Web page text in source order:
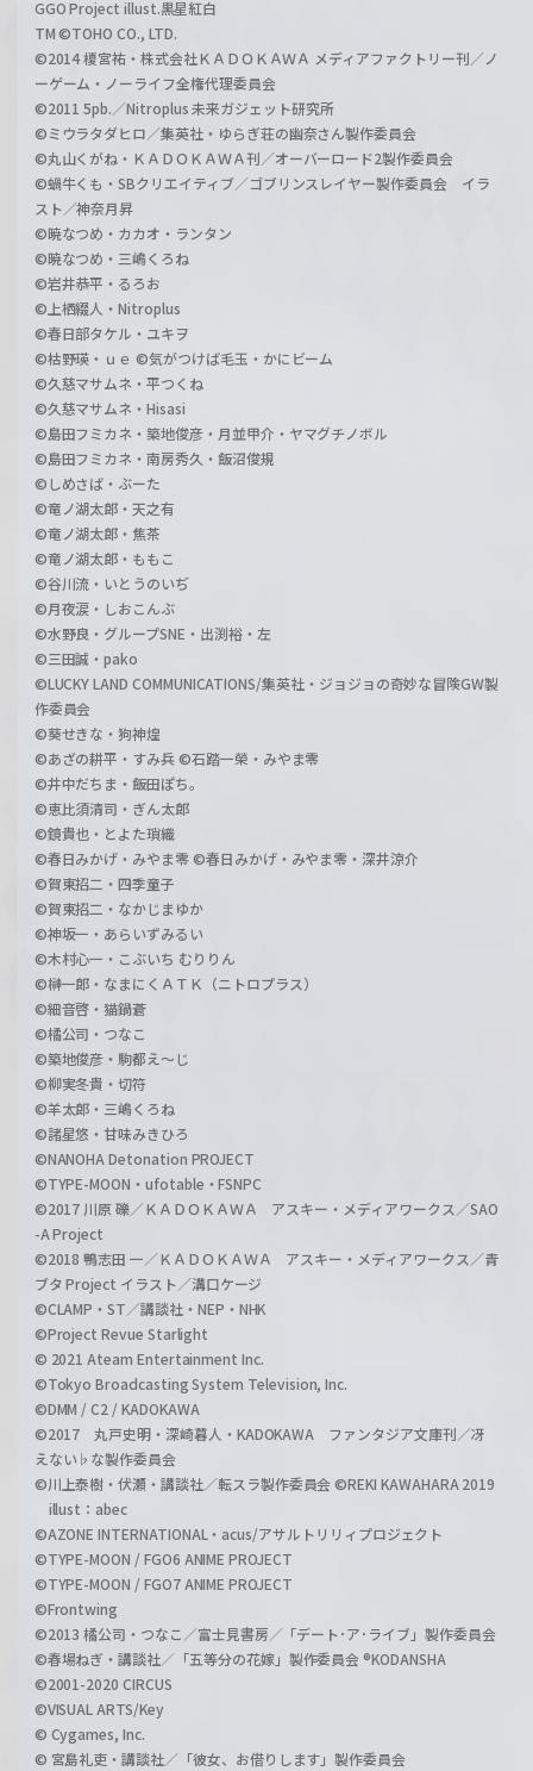
GGO Project illust.黒星紅白
TM ©TOHO CO., LTD.
©2014 榎宮祐・株式会社ＫＡＤＯＫＡＷＡ メディアファクトリー刊／ノ
ーゲーム・ノーライフ全権代理委員会
©2011 5pb.／Nitroplus 未来ガジェット研究所
©ミウラタダヒロ／集英社・ゆらぎ荘の幽奈さん製作委員会
©丸山くがね・ＫＡＤＯＫＡＷＡ刊／オーバーロード2製作委員会
©蝸牛くも・SBクリエイティブ／ゴブリンスレイヤー製作委員会 イラ
スト／神奈月昇
©暁なつめ・カカオ・ランタン
©暁なつめ・三嶋くろね
©岩井恭平・るろお
©上栖綴人・Nitroplus
©春日部タケル・ユキヲ
©枯野瑛・ｕｅ ©気がつけば毛玉・かにビーム
©久慈マサムネ・平つくね
©久慈マサムネ・Hisasi
©島田フミカネ・築地俊彦・月並甲介・ヤマグチノボル
©島田フミカネ・南房秀久・飯沼俊規
©しめさば・ぶーた
©竜ノ湖太郎・天之有
©竜ノ湖太郎・焦茶
©竜ノ湖太郎・ももこ
©谷川流・いとうのいぢ
©月夜涙・しおこんぶ
©水野良・グループSNE・出渕裕・左
©三田誠・pako
©LUCKY LAND COMMUNICATIONS/集英社・ジョジョの奇妙な冒険GW製
作委員会
©葵せきな・狗神煌
©あざの耕平・すみ兵 ©石踏一榮・みやま零
©井中だちま・飯田ぽち。
©恵比須清司・ぎん太郎
©鏡貴也・とよた瑣織
©春日みかげ・みやま零 ©春日みかげ・みやま零・深井涼介
©賀東招二・四季童子
©賀東招二・なかじまゆか
©神坂一・あらいずみるい
©木村心一・こぶいち むりりん
©榊一郎・なまにくＡＴＫ（ニトロプラス）
©細音啓・猫鍋蒼
©橘公司・つなこ
©築地俊彦・駒都え～じ
©柳実冬貴・切符
©羊太郎・三嶋くろね
©諸星悠・甘味みきひろ
©NANOHA Detonation PROJECT
©TYPE-MOON・ufotable・FSNPC
©2017 川原 礫／ＫＡＤＯＫＡＷＡ アスキー・メディアワークス／SAO
-A Project
©2018 鴨志田 一／ＫＡＤＯＫＡＷＡ アスキー・メディアワークス／青
ブタ Project イラスト／溝口ケージ
©CLAMP・ST／講談社・NEP・NHK
©Project Revue Starlight
© 2021 Ateam Entertainment Inc.
©Tokyo Broadcasting System Television, Inc.
©DMM / C2 / KADOKAWA
©2017 丸戸史明・深崎暮人・KADOKAWA ファンタジア文庫刊／冴
えない♭な製作委員会
©川上泰樹・伏瀬・講談社／転スラ製作委員会 ©REKI KAWAHARA 2019
illust：abec
©AZONE INTERNATIONAL・acus/アサルトリリィプロジェクト
©TYPE-MOON / FGO6 ANIME PROJECT
©TYPE-MOON / FGO7 ANIME PROJECT
©Frontwing
©2013 橘公司・つなこ／富士見書房／「デート･ア･ライブ」製作委員会
©春場ねぎ・講談社／「五等分の花嫁」製作委員会 ®KODANSHA
©2001-2020 CIRCUS
©VISUAL ARTS/Key
© Cygames, Inc.
© 宮島礼吏・講談社／「彼女、お借りします」製作委員会